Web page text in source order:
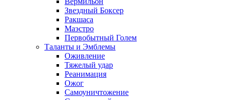
Звездный Боксер
Ракшаса
Маэстро
Первобытный Голем
Таланты и Эмблемы
Оживление
Тяжелый удар
Реанимация
Ожог
Самоуничтожение